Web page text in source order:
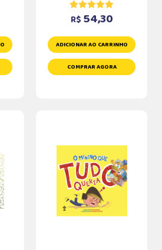
R$ 54,30
ADICIONAR AO CARRINHO
COMPRAR AGORA